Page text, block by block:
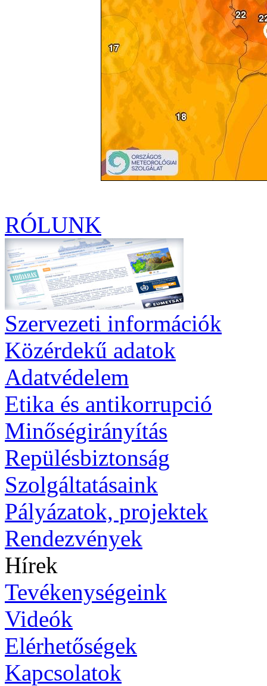
RÓLUNK
Szervezeti információk
Közérdekű adatok
Adatvédelem
Etika és antikorrupció
Minőségirányítás
Repülésbiztonság
Szolgáltatásaink
Pályázatok, projektek
Rendezvények
Hírek
Tevékenységeink
Videók
Elérhetőségek
Kapcsolatok